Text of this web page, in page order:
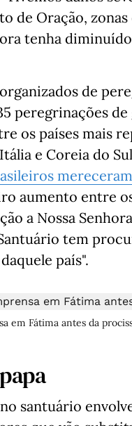
de Oração,
tenha
de
peregrinações
os países mais
e Coreia do
aumento entre
a Nossa
tem
país".
em Fátima antes da
santuário